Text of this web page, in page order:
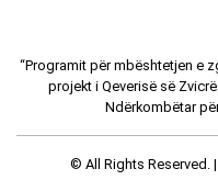
“Programit për mbështetjen e
projekt i Qeverisë së
Ndërkombëtar
© All Rights Reserved. |